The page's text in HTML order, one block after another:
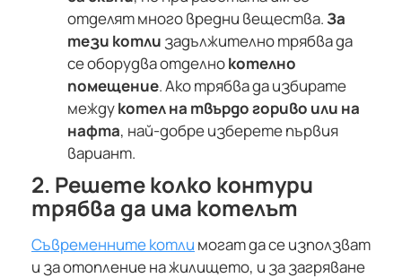
отделят много вредни вещества.За
тези котли задължително трябва да
се оборудва отделнокотелно
помещение. Ако трябва да избирате
междукотел на твърдо гориво или на
нафта, най-добре изберете първия
вариант.
2. Решете колко контури
трябва да има котелът
Съвременните котли могат да се използват
и за отопление на жилището, и за загряване